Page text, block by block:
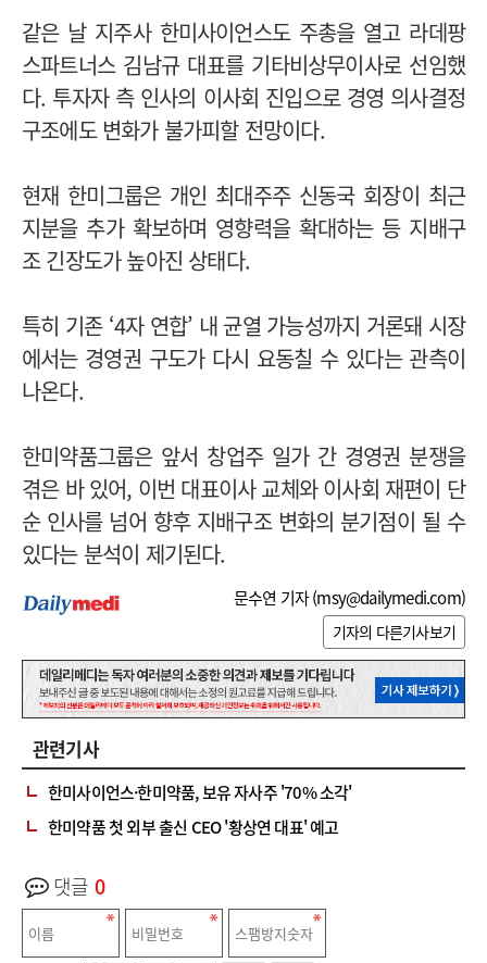
같은 날 지주사 한미사이언스도 주총을 열고 라데팡
스파트너스 김남규 대표를 기타비상무이사로 선임했
다. 투자자 측 인사의 이사회 진입으로 경영 의사결정
구조에도 변화가 불가피할 전망이다.
현재 한미그룹은 개인 최대주주 신동국 회장이 최근
지분을 추가 확보하며 영향력을 확대하는 등 지배구
조 긴장도가 높아진 상태다.
특히 기존 ‘4자 연합’ 내 균열 가능성까지 거론돼 시장
에서는 경영권 구도가 다시 요동칠 수 있다는 관측이
나온다.
한미약품그룹은 앞서 창업주 일가 간 경영권 분쟁을
겪은 바 있어, 이번 대표이사 교체와 이사회 재편이 단
순 인사를 넘어 향후 지배구조 변화의 분기점이 될 수
있다는 분석이 제기된다.
문수연 기자 (msy@dailymedi.com)
기자의 다른기사보기
관련기사
한미사이언스·한미약품, 보유 자사주 '70% 소각'
한미약품 첫 외부 출신 CEO '황상연 대표' 예고
댓글 0